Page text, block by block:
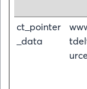
ct_pointer
_data